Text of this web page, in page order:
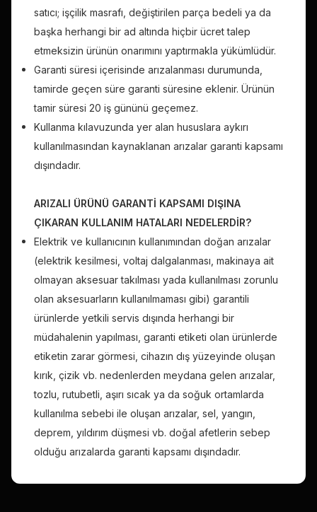
satıcı; işçilik masrafı, değiştirilen parça bedeli ya da
başka herhangi bir ad altında hiçbir ücret talep
etmeksizin ürünün onarımını yaptırmakla yükümlüdür.
Garanti süresi içerisinde arızalanması durumunda,
tamirde geçen süre garanti süresine eklenir. Ürünün
tamir süresi 20 iş gününü geçemez.
Kullanma kılavuzunda yer alan hususlara aykırı
kullanılmasından kaynaklanan arızalar garanti kapsamı
dışındadır.
ARIZALI ÜRÜNÜ GARANTİ KAPSAMI DIŞINA
ÇIKARAN KULLANIM HATALARI NEDELERDİR?
Elektrik ve kullanıcının kullanımından doğan arızalar
(elektrik kesilmesi, voltaj dalgalanması, makinaya ait
olmayan aksesuar takılması yada kullanılması zorunlu
olan aksesuarların kullanılmaması gibi) garantili
ürünlerde yetkili servis dışında herhangi bir
müdahalenin yapılması, garanti etiketi olan ürünlerde
etiketin zarar görmesi, cihazın dış yüzeyinde oluşan
kırık, çizik vb. nedenlerden meydana gelen arızalar,
tozlu, rutubetli, aşırı sıcak ya da soğuk ortamlarda
kullanılma sebebi ile oluşan arızalar, sel, yangın,
deprem, yıldırım düşmesi vb. doğal afetlerin sebep
olduğu arızalarda garanti kapsamı dışındadır.